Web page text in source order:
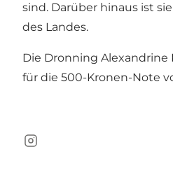
sind. Darüber hinaus ist
des Landes.
Die Dronning Alexandrine
für die 500-Kronen-Note
Instagram